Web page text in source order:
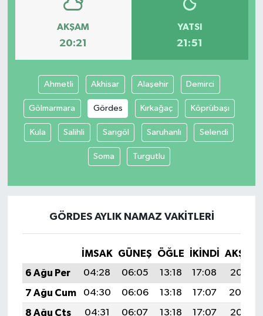
AKŞAM
20:21
YATSI
21:51
Ahmetli Akhisar Alaşehir Demirci
Gölmarmara Gördes Kırkağaç Köprübaşı
Kula Salihli Sarıgöl Saruhanlı Selendi
Soma Turgutlu
GÖRDES AYLIK NAMAZ VAKITLERI
İMSAK GÜNEŞ ÖĞLE İKINDI
AKŞAM
6 Ağu Per
04:28 06:05 13:18 17:08
20:21
7 Ağu Cum
04:30 06:06 13:18 17:07
20:20
8 Ağu Cts
04:31 06:07 13:18 17:07
20:18